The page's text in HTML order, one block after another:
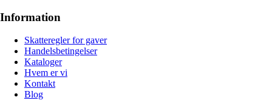
Information
Skatteregler for gaver
Handelsbetingelser
Kataloger
Hvem er vi
Kontakt
Blog